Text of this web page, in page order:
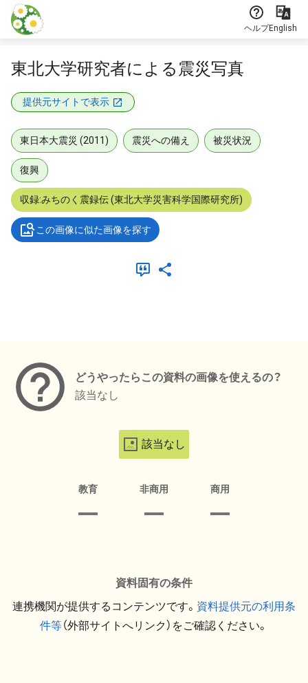
本文に飛ぶ
ヘルプEnglish
東北大学研究者による震災写真
提供元サイトで表示
東日本大震災 (2011) 震災への備え 被災状況
復興
収録:みちのく震録伝 (東北大学災害科学国際研究所)
この画像に似た画像を探す
どうやったらこの資料の画像を使えるの？
該当なし
該当なし
教育 非商用 商用
資料固有の条件
連携機関が提供するコンテンツです。 資料提供元の利用条
件等（外部サイトへリンク）をご確認ください。